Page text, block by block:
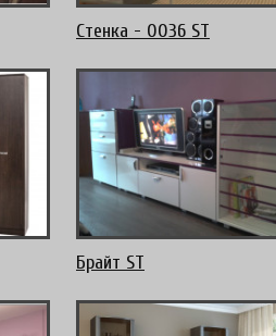
Стенка - 0036 ST
Брайт ST